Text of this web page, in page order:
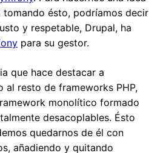
tomando ésto, podríamos decir
y respetable, Drupal, ha
para su gestor.
que hace destacar a
al resto de frameworks PHP,
monolítico formado
desacoplables. Ésto
quedarnos de él con
añadiendo y quitando